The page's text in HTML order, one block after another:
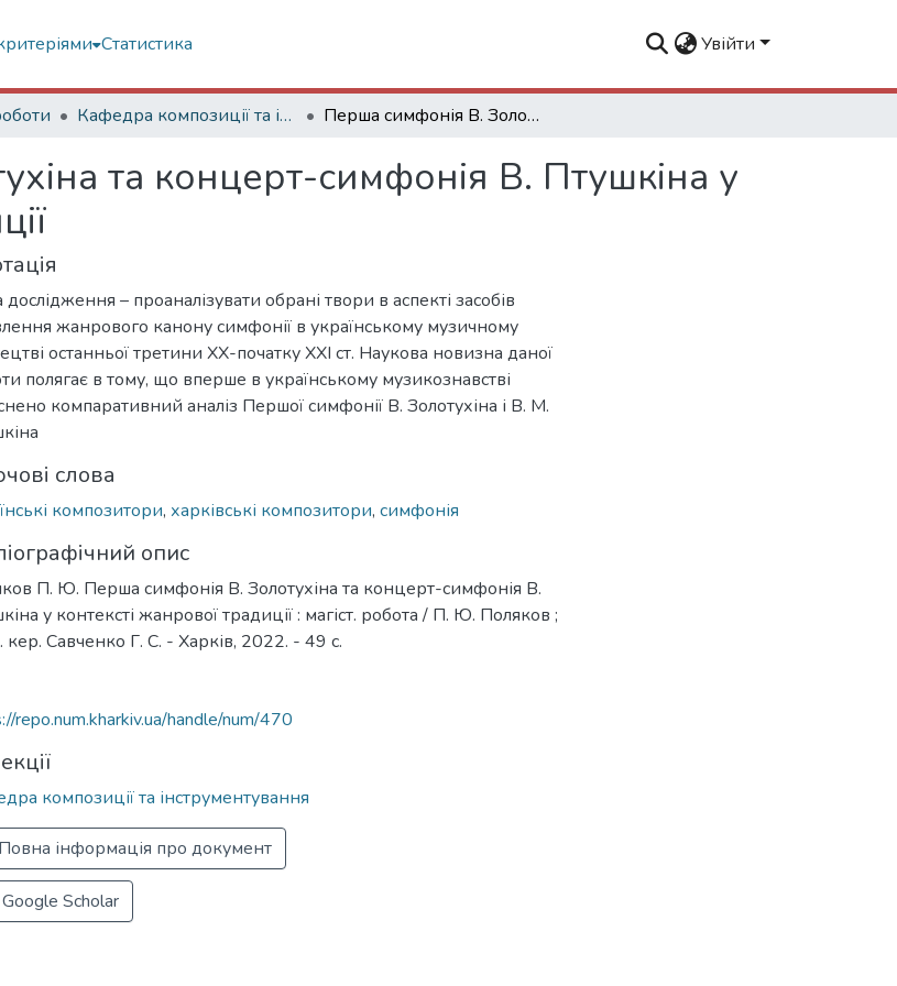
Статистика Увійти
Кафедра композиції та інструментування Перша симфонія В. Золотухіна та концерт-симфонія В. Птушкіна у контексті жанрової традиції
та концерт-симфонія В. Птушкіна у
– проаналізувати обрані твори в аспекті засобів
жанрового канону симфонії в українському музичному
останньої третини ХХ-початку ХХІ ст. Наукова новизна даної
полягає в тому, що вперше в українському музикознавстві
компаративний аналіз Першої симфонії В. Золотухіна і В. М.
слова
композитори, харківські композитори, симфонія
опис
П. Ю. Перша симфонія В. Золотухіна та концерт-симфонія В.
у контексті жанрової традиції : магіст. робота / П. Ю. Поляков ;
кер. Савченко Г. С. - Харків, 2022. - 49 с.
repo.num.kharkiv.ua/handle/num/470
композиції та інструментування
Повна інформація про документ
Google Scholar